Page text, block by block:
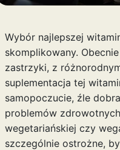
Wybór najlepszej
skomplikowany.
zastrzyki, z
suplementacja tej
samopoczucie, źle
problemów
wegetariańskiej czy
szczególnie ostrożne,